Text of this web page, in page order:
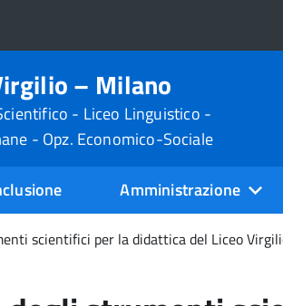
– Milano
- Liceo Linguistico -
- Opz. Economico-Sociale
Amministrazione
scientifici per la didattica del Liceo